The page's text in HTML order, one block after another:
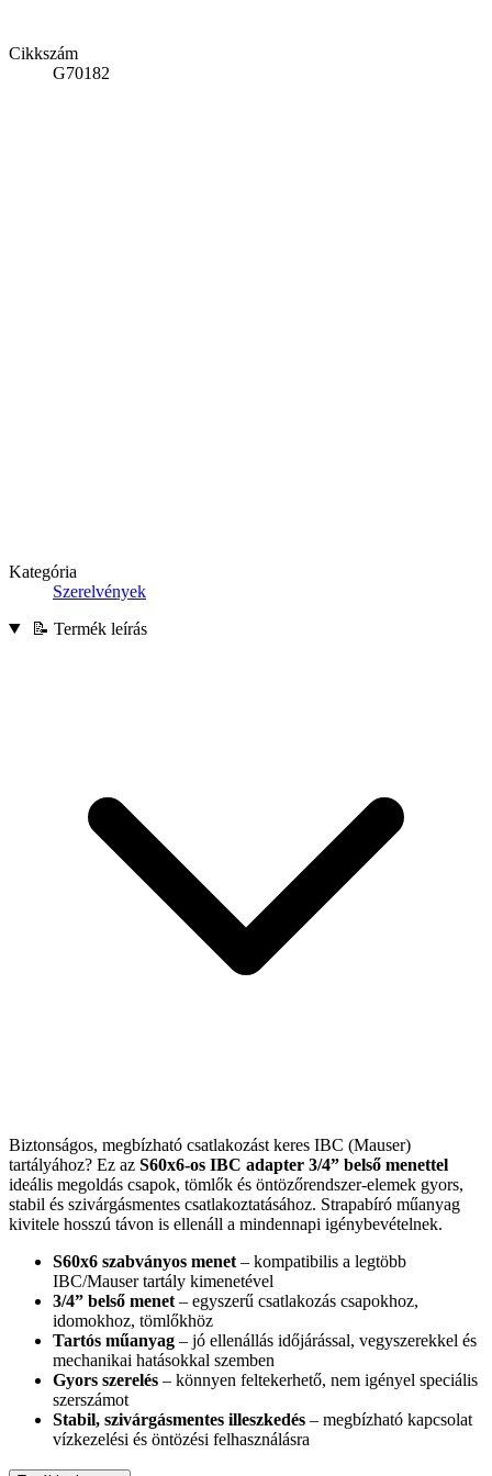
Cikkszám
G70182
Kategória
Szerelvények
📝 Termék leírás
Biztonságos, megbízható csatlakozást keres IBC (Mauser)
tartályához? Ez az S60x6-os IBC adapter 3/4” belső menettel
ideális megoldás csapok, tömlők és öntözőrendszer-elemek gyors,
stabil és szivárgásmentes csatlakoztatásához. Strapabíró műanyag
kivitele hosszú távon is ellenáll a mindennapi igénybevételnek.
S60x6 szabványos menet – kompatibilis a legtöbb
IBC/Mauser tartály kimenetével
3/4” belső menet – egyszerű csatlakozás csapokhoz,
idomokhoz, tömlőkhöz
Tartós műanyag – jó ellenállás időjárással, vegyszerekkel és
mechanikai hatásokkal szemben
Gyors szerelés – könnyen feltekerhető, nem igényel speciális
szerszámot
Stabil, szivárgásmentes illeszkedés – megbízható kapcsolat
vízkezelési és öntözési felhasználásra